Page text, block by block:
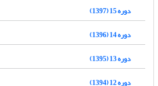
دوره 15 (1397)
دوره 14 (1396)
دوره 13 (1395)
دوره 12 (1394)